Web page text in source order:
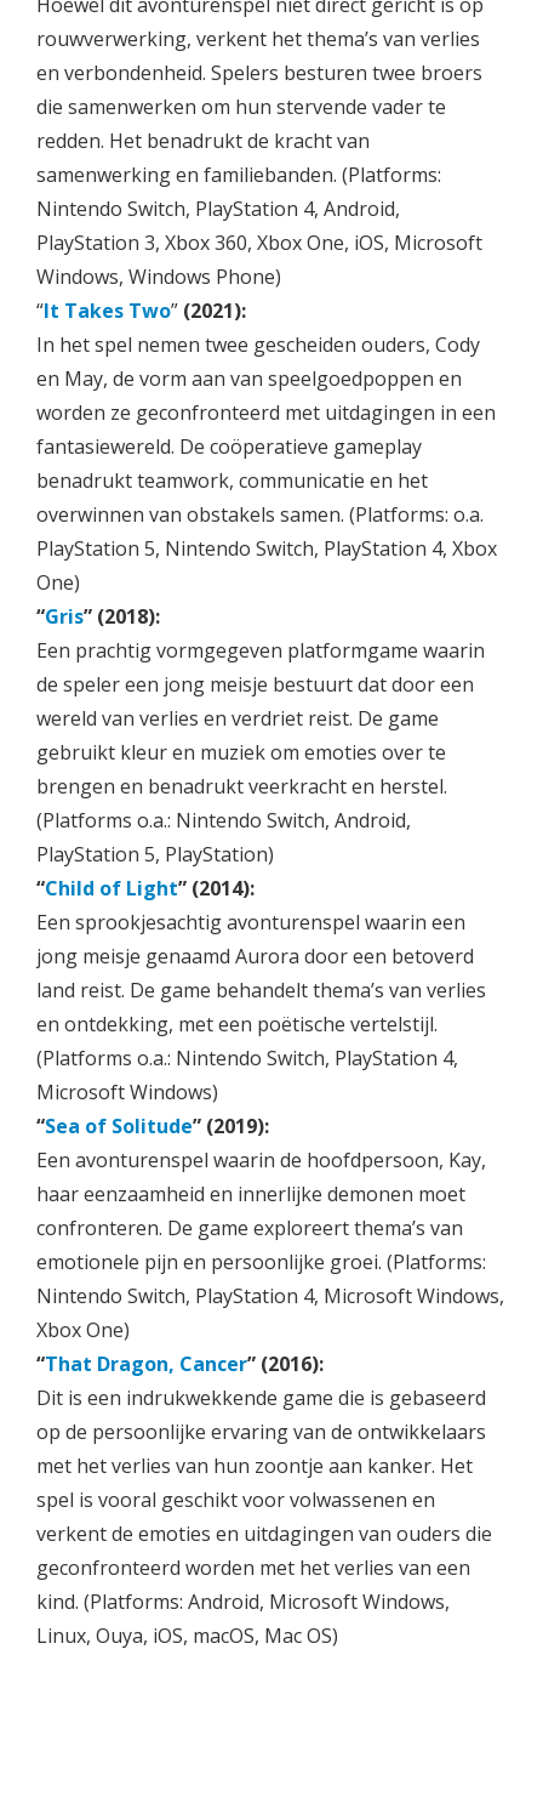
rouwverwerking, verkent het thema’s van verlies
en verbondenheid. Spelers besturen twee broers
die samenwerken om hun stervende vader te
redden. Het benadrukt de kracht van
samenwerking en familiebanden. (Platforms:
Nintendo Switch, PlayStation 4, Android,
PlayStation 3, Xbox 360, Xbox One, iOS, Microsoft
Windows, Windows Phone)
“It Takes Two” (2021):
In het spel nemen twee gescheiden ouders, Cody
en May, de vorm aan van speelgoedpoppen en
worden ze geconfronteerd met uitdagingen in een
fantasiewereld. De coöperatieve gameplay
benadrukt teamwork, communicatie en het
overwinnen van obstakels samen. (Platforms: o.a.
PlayStation 5, Nintendo Switch, PlayStation 4, Xbox
One)
“Gris” (2018):
Een prachtig vormgegeven platformgame waarin
de speler een jong meisje bestuurt dat door een
wereld van verlies en verdriet reist. De game
gebruikt kleur en muziek om emoties over te
brengen en benadrukt veerkracht en herstel.
(Platforms o.a.: Nintendo Switch, Android,
PlayStation 5, PlayStation)
“Child of Light” (2014):
Een sprookjesachtig avonturenspel waarin een
jong meisje genaamd Aurora door een betoverd
land reist. De game behandelt thema’s van verlies
en ontdekking, met een poëtische vertelstijl.
(Platforms o.a.: Nintendo Switch, PlayStation 4,
Microsoft Windows)
“Sea of Solitude” (2019):
Een avonturenspel waarin de hoofdpersoon, Kay,
haar eenzaamheid en innerlijke demonen moet
confronteren. De game exploreert thema’s van
emotionele pijn en persoonlijke groei. (Platforms:
Nintendo Switch, PlayStation 4, Microsoft Windows,
Xbox One)
“That Dragon, Cancer” (2016):
Dit is een indrukwekkende game die is gebaseerd
op de persoonlijke ervaring van de ontwikkelaars
met het verlies van hun zoontje aan kanker. Het
spel is vooral geschikt voor volwassenen en
verkent de emoties en uitdagingen van ouders die
geconfronteerd worden met het verlies van een
kind. (Platforms: Android, Microsoft Windows,
Linux, Ouya, iOS, macOS, Mac OS)